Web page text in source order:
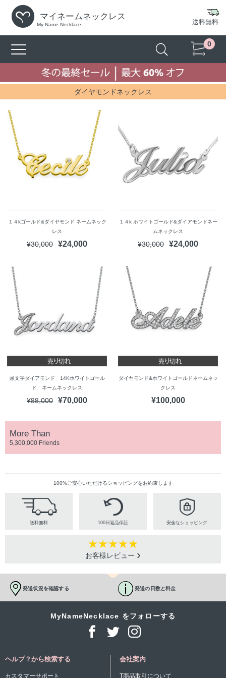
マイネームネックレス
My Name Necklace 送料無料
0
ダイヤモンドネックレス
１４kゴールド&ダイヤモンド ネームネック
レス
¥30,000 ¥24,000
１４k ホワイトゴールド&ダイアモンドネー
ムネックレス
¥30,000 ¥24,000
頭文字ダイアモンド 14Kホワイトゴール
ド ネームネックレス
¥88,000 ¥70,000
ダイヤモンド&ホワイトゴールドネームネッ
クレス
¥100,000
More Than
5,300,000 Friends
100%ご安心いただけるショッピングをお約束します
送料無料 100日返品保証 安全なショッピング
お客様レビュー
発送状況を確認する 発送の日数と料金
MyNameNecklace をフォローする
ヘルプ？から検索する
カスタマーサポート
会社案内
T商品取引について